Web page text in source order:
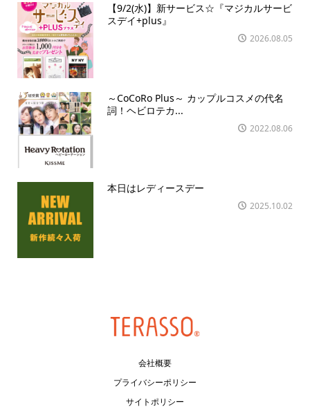
【9/2(水)】新サービス☆『マジカルサービ
スデイ+plus』
2026.08.05
～CoCoRo Plus～ カップルコスメの代名
詞！ヘビロテカ...
2022.08.06
本日はレディースデー
2025.10.02
会社概要
プライバシーポリシー
サイトポリシー